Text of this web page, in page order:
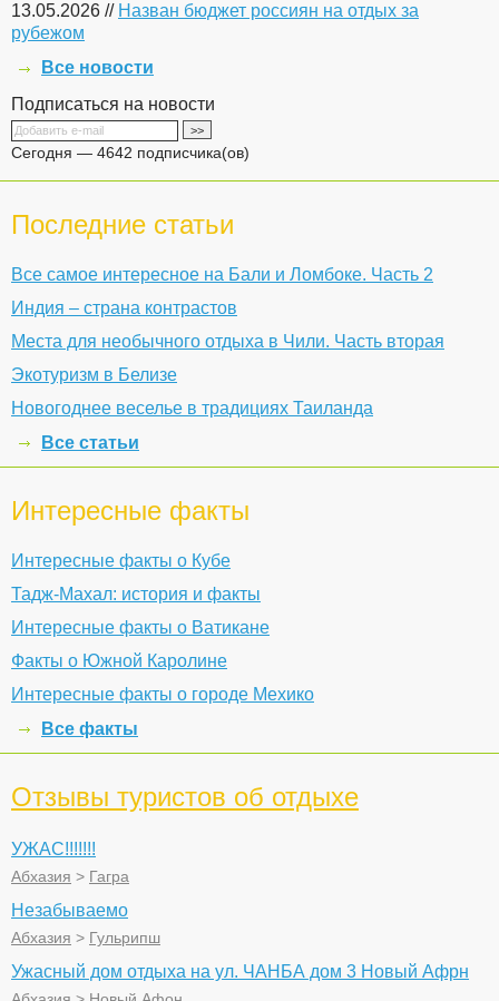
13.05.2026 // Назван бюджет россиян на отдых за
рубежом
Все новости
Подписаться на новости
Сегодня — 4642 подписчика(ов)
Последние статьи
Все самое интересное на Бали и Ломбоке. Часть 2
Индия – страна контрастов
Места для необычного отдыха в Чили. Часть вторая
Экотуризм в Белизе
Новогоднее веселье в традициях Таиланда
Все статьи
Интересные факты
Интересные факты о Кубе
Тадж-Махал: история и факты
Интересные факты о Ватикане
Факты о Южной Каролине
Интересные факты о городе Мехико
Все факты
Отзывы туристов об отдыхе
УЖАС!!!!!!!
Абхазия > Гагра
Незабываемо
Абхазия > Гульрипш
Ужасный дом отдыха на ул. ЧАНБА дом 3 Новый Афрн